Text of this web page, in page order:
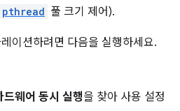
pthread 풀 크기 제어).
이션하려면 다음을 실행하세요.
드웨어 동시 실행을 찾아 사용 설정